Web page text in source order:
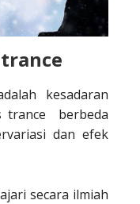
kesadaran
trance berbeda
dan efek
secara ilmiah